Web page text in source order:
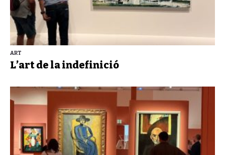
ART
L’art de la indefinició